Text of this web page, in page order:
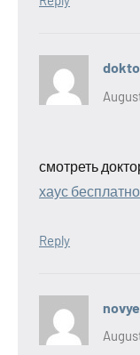
смотреть
хаус бесплатно
Reply